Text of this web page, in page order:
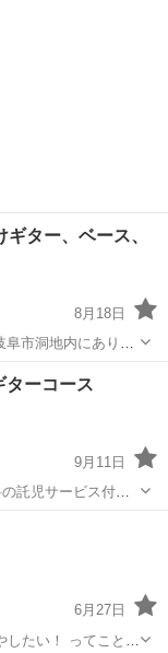
ター、ベース、
8月18日
阜市洞地内にありま
は終了しまし
ー、ベー
ーコース
9月11日
託児サービス付き
代に人気のスクー
やボイストレーニ
イター
6月27日